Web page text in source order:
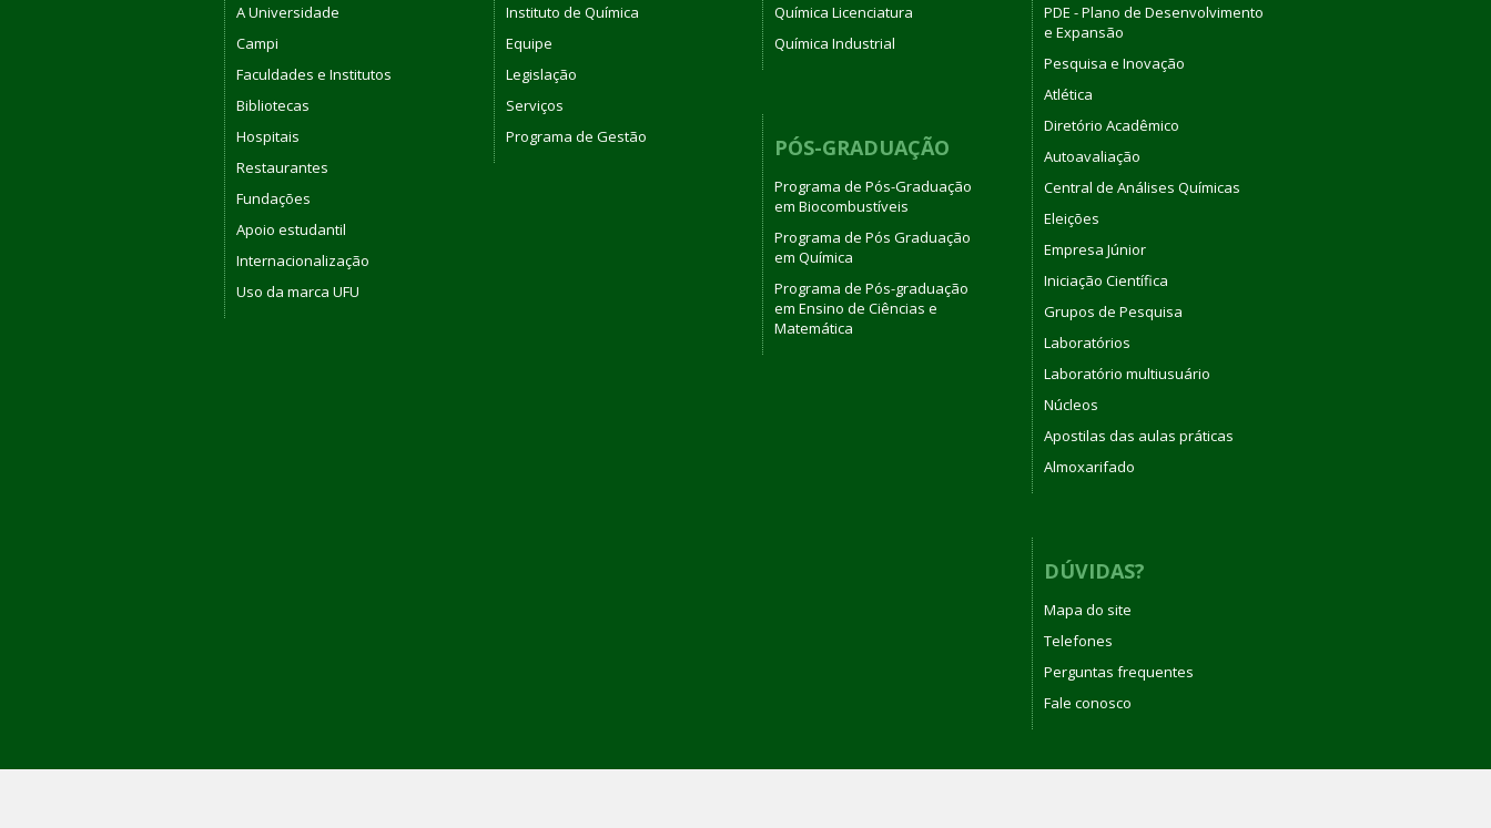
A Universidade
Campi
Faculdades e Institutos
Bibliotecas
Hospitais
Restaurantes
Fundações
Apoio estudantil
Internacionalização
Uso da marca UFU
Instituto de Química
Equipe
Legislação
Serviços
Programa de Gestão
Química Licenciatura
Química Industrial
PÓS-GRADUAÇÃO
Programa de Pós-Graduação
em Biocombustíveis
Programa de Pós Graduação
em Química
Programa de Pós-graduação
em Ensino de Ciências e
Matemática
PDE - Plano de Desenvolvimento
e Expansão
Pesquisa e Inovação
Atlética
Diretório Acadêmico
Autoavaliação
Central de Análises Químicas
Eleições
Empresa Júnior
Iniciação Científica
Grupos de Pesquisa
Laboratórios
Laboratório multiusuário
Núcleos
Apostilas das aulas práticas
Almoxarifado
DÚVIDAS?
Mapa do site
Telefones
Perguntas frequentes
Fale conosco